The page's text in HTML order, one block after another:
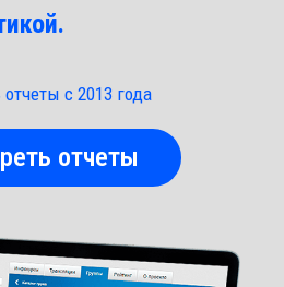
отчеты
с 2013 года